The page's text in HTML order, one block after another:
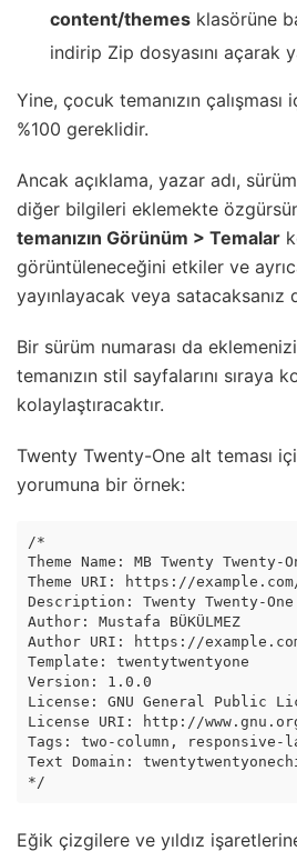
content/themes klasörüne
indirip Zip dosyasını açarak
Yine, çocuk temanızın
%100 gereklidir.
Ancak açıklama, yazar adı,
diğer bilgileri eklemekte
temanızın Görünüm > Temalar
görüntüleneceğini etkiler ve
yayınlayacak veya satacaksanız
Bir sürüm numarası da
temanızın stil sayfalarını sıraya
kolaylaştıracaktır.
Twenty Twenty-One alt teması
yorumuna bir örnek:
/*
Theme Name: MB Twenty Twenty-
Theme URI: https://
Description: Twenty Twenty-One
Author: Mustafa BÜKÜLMEZ
Author URI: https://
Template: twentytwentyone
Version: 1.0.0
License: GNU General Public
License URI: http://
Tags: two-column, responsive-
Text Domain:
*/
Eğik çizgilere ve yıldız